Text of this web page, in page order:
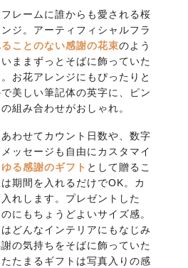
レームに誰からも愛される桜
ジ。アーティフィシャルフラ
ことのない感謝の花束のよう
ままずっとそばに飾っていた
お花アレンジにもぴったりと
美しい筆記体の英字に、ピン
組み合わせがおしゃれ。
わせてカウント日数や、数字
ッセージも自由にカスタマイ
る感謝のギフト として贈るこ
期間を入れるだけでOK。カ
れします。プレゼントした
にもちょうどよいサイズ感。
どんなインテリアにもなじみ
の気持ちをそばに飾っていた
たまるギフトは写真入りの感